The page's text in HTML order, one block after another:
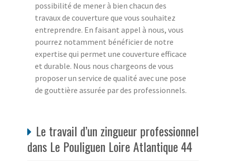
possibilité de mener à bien chacun des
travaux de couverture que vous souhaitez
entreprendre. En faisant appel à nous, vous
pourrez notamment bénéficier de notre
expertise qui permet une couverture efficace
et durable. Nous nous chargeons de vous
proposer un service de qualité avec une pose
de gouttière assurée par des professionnels.
Le travail d’un zingueur professionnel
dans Le Pouliguen Loire Atlantique 44